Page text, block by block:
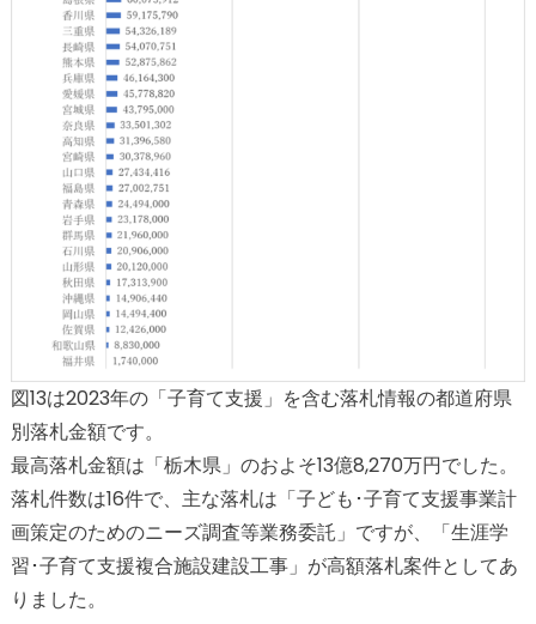
図13は2023年の「子育て支援」を含む落札情報の都道府県
別落札金額です。
最高落札金額は「栃木県」のおよそ13億8,270万円でした。
落札件数は16件で、主な落札は「子ども･子育て支援事業計
画策定のためのニーズ調査等業務委託」ですが、「生涯学
習･子育て支援複合施設建設工事」が高額落札案件としてあ
りました。